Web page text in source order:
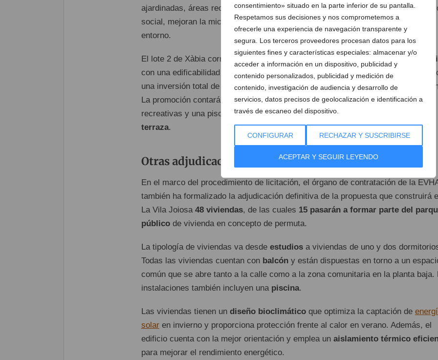
consentimiento» situado en la parte inferior de su pantalla.
Respetamos sus decisiones y nos comprometemos a
ofrecerle una experiencia de navegación transparente y
segura. Los terceros proveedores procesan datos para los
siguientes fines y características especiales: almacenar y/o
acceder a información en un dispositivo, publicidad y
contenido personalizados, publicidad y medición de
contenido, investigación de audiencia y desarrollo de
servicios, datos precisos de geolocalización e identificación a
través de escaneo del dispositivo.
CONFIGURAR RECHAZAR Y SUSCRIBIRSE
ACEPTAR Y SEGUIR LEYENDO
ajardinadas, áreas recreativas ypiscina. Estos espacios promueven el
social, mejoran la microclimatización y aportan un valor estético y ecológico al
entorno.
El lote 2 de Xàbia corresponde a otra parcela situada en la calle Poeta José
con una edificabilidad de
3.877 m² . En este caso, se construirán56 viviendas
,
una inversión total de
7.019.485 euros, de las que 10 pasarán a la
La promoción contará con66 aparcamientosy52 trasteros, zonas ajardinadas,
recreativas y una piscina. Las viviendas tendrándos dormitorios, dos baños y
terraza.
Otras adjudicaciones en La Vila Joiosa
En el marco del procedimiento de licitación, el órgano de contratación de la
también ha formalizado la adjudicación definitiva de la propuesta que construirá
La Vila Joiosa 48 viviendas, de las cuales 15 pasarán a formar parte del
públicode vivienda en concepto de permuta.
La tipología de viviendas va desde estudiosa viviendas de uno y dos
Todas las viviendas cuentan con balcóny están dispuestas en torno a un
común que se abre tanto a la calle como a la zona comunitaria en la planta baja.
instalaciones también incluyen una piscina.
Las viviendas tienen un diseño bioclimáticoque optimiza la captación de
solaren invierno y proporciona protección frente al calor en verano. Además, el
edificio cuenta con la mejor orientación y emplea un aislamiento térmico
para mejorar el rendimiento energético.